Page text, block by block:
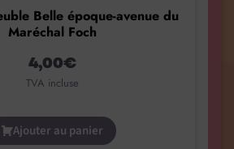
Belle époque-avenue du
Maréchal Foch
4,00€
TVA incluse
Ajouter au panier